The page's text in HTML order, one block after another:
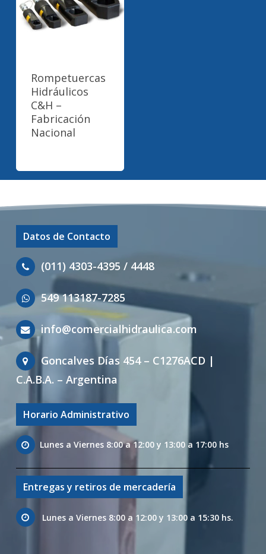
Rompetuercas
Hidráulicos
C&H –
Fabricación
Nacional
Datos de Contacto
(011) 4303-4395 / 4448
549 113187-7285
info@comercialhidraulica.com
Goncalves Días 454 – C1276ACD |
C.A.B.A. – Argentina
Horario Administrativo
Lunes a Viernes 8:00 a 12:00 y 13:00 a 17:00 hs
Entregas y retiros de mercadería
Lunes a Viernes 8:00 a 12:00 y 13:00 a 15:30 hs.